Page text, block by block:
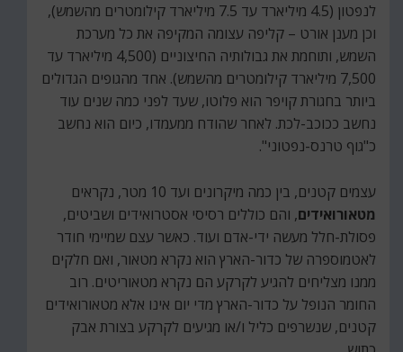
לנפטון (4.5 מיליארד עד 7.5 מיליארד קילומטרים מהשמש),
וכן מענן אורט – קליפה עצומה המקיפה את כל מערכת
השמש, ותוחמת את גבולותיה החיצוניים (4,500 מיליארד עד
7,500 מיליארד קילומטרים מהשמש). אחד מהגופים הגדולים
ביותר בחגורת קויפר הוא פלוטו, שעד לפני כמה שנים עוד
נחשב ככוכב-לכת. לאחר שהודח ממעמדו, כיום הוא נחשב
כ"גוף טרנס-נפטוני".
עצמים קטנים, בין כמה מיקרונים ועד 10 מטר, נקראים
מטאורואידים, והם כוללים רסיסי אסטרואידים ושביטים,
פסולת-חלל מעשה ידי-אדם ועוד. כאשר עצם שמיימי חודר
לאטמוספרה של כדור-הארץ הוא נקרא מטאור, ואם חלקים
ממנו מצליחים להגיע לקרקע הם נקרא מטאוריטים. רוב
החומר הנופל על כדור-הארץ מדי יום אינו אלא מטאורואידים
קטנים, שנשרפים כליל ו/או מגיעים לקרקע בצורת אבק